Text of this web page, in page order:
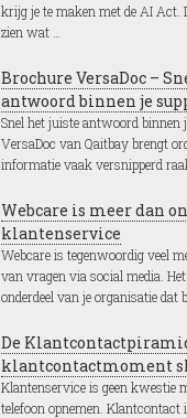
krijg je te maken met de AI Act.
zien wat …
Brochure VersaDoc –
antwoord binnen je
Snel het juiste antwoord binnen
VersaDoc van Qaitbay brengt
informatie vaak versnipperd
Webcare is meer dan
klantenservice
Webcare is tegenwoordig veel
van vragen via social media.
onderdeel van je organisatie dat
De
klantcontactmoment
Klantenservice is geen kwestie
telefoon opnemen. Klantcontact